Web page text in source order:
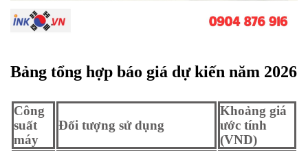
Bảng tổng hợp báo giá dự kiến năm 2026
Công
suất
máy
Đối tượng sử dụng
Khoảng giá
ước tính
(VND)